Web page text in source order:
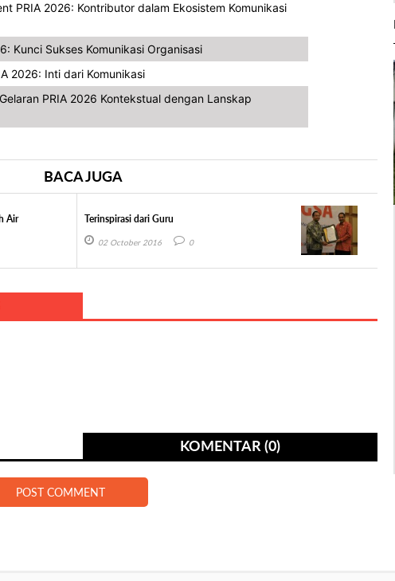
PRIA 2026: Kontributor dalam Ekosistem Komunikasi
Kunci Sukses Komunikasi Organisasi
2026: Inti dari Komunikasi
PRIA 2026 Kontekstual dengan Lanskap
BACA JUGA
Air Terinspirasi dari Guru
02 October 2016 0
KOMENTAR (0)
POST COMMENT